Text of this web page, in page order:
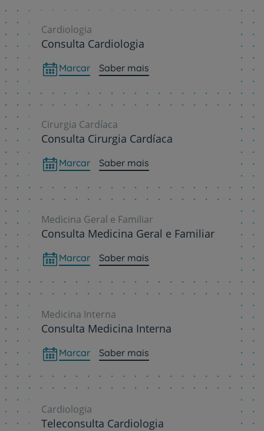
Cardiologia
Consulta Cardiologia
Marcar Saber mais
Cirurgia Cardíaca
Consulta Cirurgia Cardíaca
Marcar Saber mais
Medicina Geral e Familiar
Consulta Medicina Geral e Familiar
Marcar Saber mais
Medicina Interna
Consulta Medicina Interna
Marcar Saber mais
Cardiologia
Teleconsulta Cardiologia